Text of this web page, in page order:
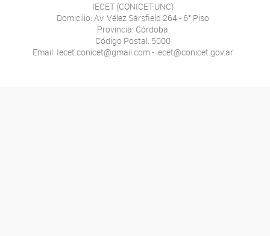
IECET (CONICET-UNC)
Domicilio: Av. Vélez Sársfield 264 - 6° Piso
Provincia: Córdoba
Código Postal: 5000
Email: Iecet.conicet@gmail.com - iecet@conicet.gov.ar